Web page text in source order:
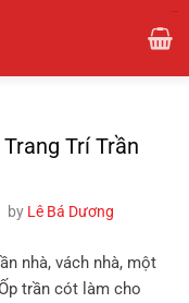
Trí Trần
by Lê Bá Dương
nhà, vách nhà, một
trần cót làm cho